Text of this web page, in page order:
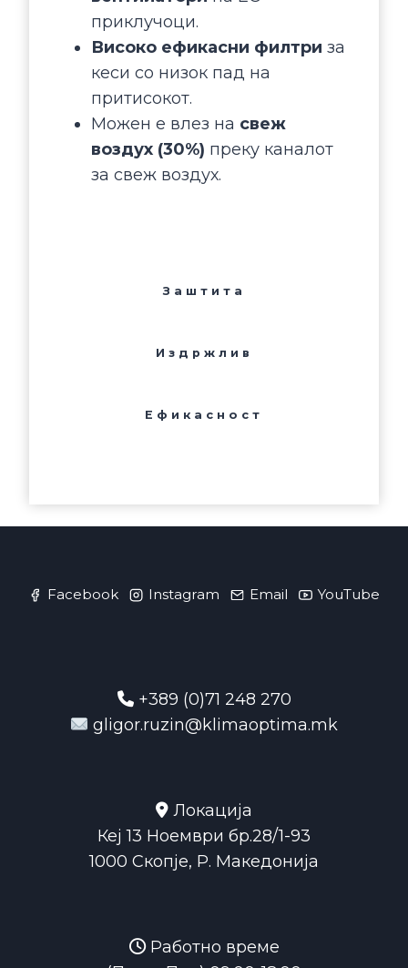
приклучоци.
Високо ефикасни филтри за
кеси со низок пад на
притисокот.
Можен е влез на свеж
воздух (30%) преку каналот
за свеж воздух.
Заштита
Издржлив
Ефикасност
Facebook Instagram Email YouTube
+389 (0)71 248 270
gligor.ruzin@klimaoptima.mk
Локација
Кеј 13 Ноември бр.28/1-93
1000 Скопје, Р. Македонија
Работно време